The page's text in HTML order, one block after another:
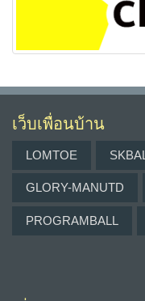
เว็บเพื่อนบ้าน
LOMTOE
GLORY-MANUTD
PROGRAMBALL